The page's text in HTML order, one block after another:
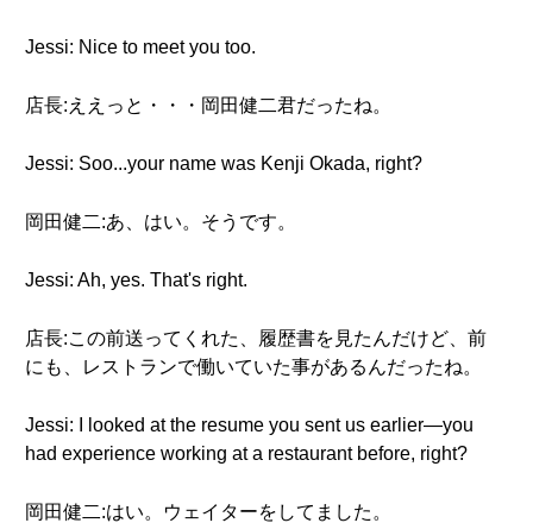
Jessi: Nice to meet you too.
店長:ええっと・・・岡田健二君だったね。
Jessi: Soo...your name was Kenji Okada, right?
岡田健二:あ、はい。そうです。
Jessi: Ah, yes. That's right.
店長:この前送ってくれた、履歴書を見たんだけど、前
にも、レストランで働いていた事があるんだったね。
Jessi: I looked at the resume you sent us earlier—you
had experience working at a restaurant before, right?
岡田健二:はい。ウェイターをしてました。